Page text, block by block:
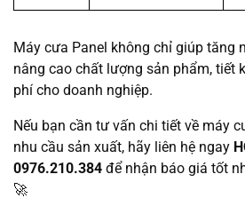
Máy cưa Panel không chỉ giúp tăng
nâng cao chất lượng sản phẩm, tiết
phí cho doanh nghiệp.
Nếu bạn cần tư vấn chi tiết về máy
nhu cầu sản xuất, hãy liên hệ ngay
0976.210.384 để nhận báo giá tốt
🚀